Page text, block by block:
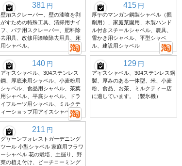
381 円
壁用スクレーパー、壁の漆喰を剥
がすための特殊工具、清掃用ナイ
フ、パテ用スクレーパー、肥料除
去用具、改修用漆喰除去用具、床
用シャベル。
415 円
厚手のマンガン鋼製シャベル（掘
削用）、家庭菜園用、木製ハンド
ル付きスチールシャベル、農具、
雪かき用シャベル、平型シャベ
ル、建設用シャベル
140 円
アイスシャベル、304ステンレス
鋼、厚底米用シャベル、小麦粉用
シャベル、食品用シャベル、茶葉
用シャベル、平底シャベル、ドラ
イフルーツ用シャベル、ミルクテ
ィーショップ用アイスシャベル
129 円
アイスシャベル、304ステンレス鋼
製、厚みのある一体型、米、小麦
粉、食品、お茶、ミルクティー店
に適しています。（製氷機）
211 円
グリーンフォレストガーデニング
ツール 小型シャベル 家庭用フラワ
ーシャベル 花の栽培、土掘り、野
菜の植え付け、ビーチコーミング